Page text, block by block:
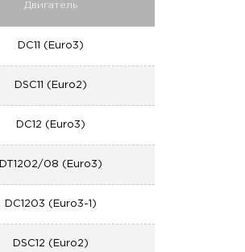
Двигатель
DC11 (Euro3)
DSC11 (Euro2)
DC12 (Euro3)
DT1202/08 (Euro3)
DC1203 (Euro3-1)
DSC12 (Euro2)